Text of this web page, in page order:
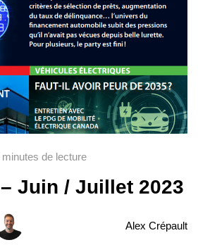
minutes de lecture
Juin / Juillet 2023
Alex Crépault